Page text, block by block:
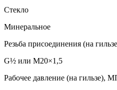
Стекло
Минеральное
Резьба присоединения (на
G½ или M20×1,5
Рабочее давление (на гильзе),